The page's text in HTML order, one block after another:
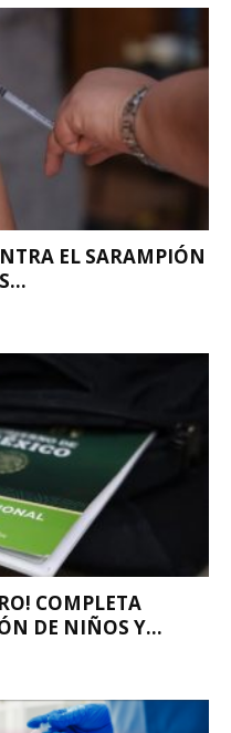
EL SARAMPIÓN
COMPLETA
DE NIÑOS Y...